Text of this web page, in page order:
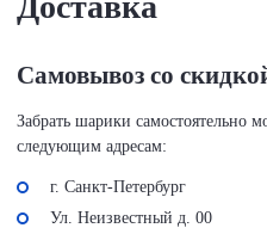
Самовывоз со
Забрать шарики самостоятельно
следующим адресам:
г. Санкт-Петербург
Ул. Неизвестный д. 00